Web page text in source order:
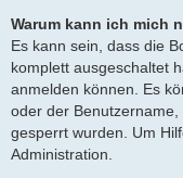
Warum kann ich mich
Es kann sein, dass die
komplett ausgeschaltet
anmelden können. Es
oder der
gesperrt wurden. Um
Administration.